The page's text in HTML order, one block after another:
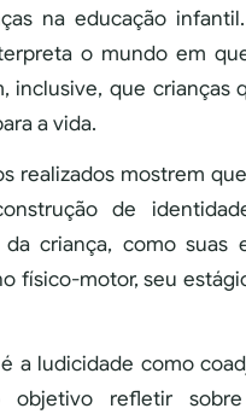
na educação
o mundo em
inclusive, que
a vida.
realizados mostrem
de
criança, como
físico-motor, seu
a ludicidade como
objetivo refletir